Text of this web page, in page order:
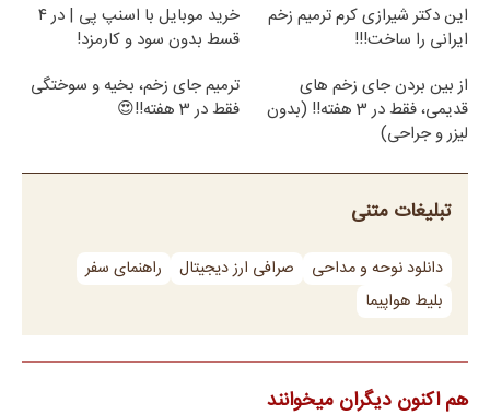
این دکتر شیرازی کرم ترمیم زخم
ایرانی را ساخت!!!
خرید موبایل با اسنپ پی | در ۴
قسط بدون سود و کارمزد!
از بین بردن جای زخم های
قدیمی، فقط در 3 هفته!! (بدون
لیزر و جراحی)
ترمیم جای زخم، بخیه و سوختگی
فقط در 3 هفته!!😍
تبلیغات متنی
دانلود نوحه و مداحی صرافی ارز دیجیتال
راهنمای سفر
بلیط هواپیما
هم اکنون دیگران میخوانند